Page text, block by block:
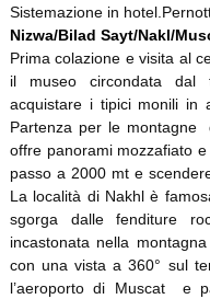
Sistemazione in hotel.
Nizwa/Bilad Sayt/Nakl/
Prima colazione e visita al
il museo circondata dal
acquistare i tipici monili in
Partenza per le montagne
offre panorami mozzafiato
passo a 2000 mt e
La località di Nakhl è
sgorga dalle fenditure
incastonata nella
con una vista a 360° sul
l’aeroporto di Muscat e